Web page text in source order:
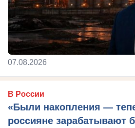
07.08.2026
В России
«Были накопления —
россияне зарабатывают